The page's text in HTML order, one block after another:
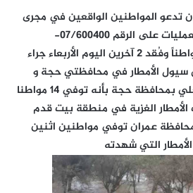
تدعو المواطنين الواقعين في مجرى
السيول التواصل بغرفة العمليات على الرقم 07/600400-
773995337 توفي 16 مواطناً وفُقد 2 آخرين اليوم الأربعاء جراء
سيول الأمطار في محافظتي حجة و
عمران. وأفاد مصدر محلي بمحافظة حجة بأنه توفي 14 مواطنا
الأمطار الغزية في منطقة بيت قدم
عمران توفي مواطنين اثنين